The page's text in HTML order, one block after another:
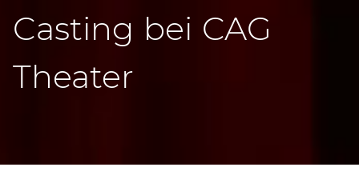
Casting bei CAG
Theater